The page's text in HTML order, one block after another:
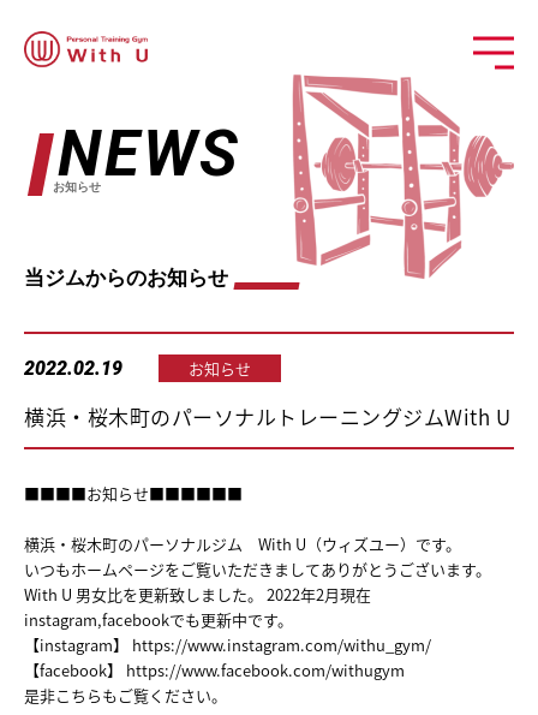
NEWS
お知らせ
当ジムからのお知らせ
2022.02.19 お知らせ
横浜・桜木町のパーソナルトレーニングジムWith U
■■■■お知らせ■■■■■■
横浜・桜木町のパーソナルジム With U（ウィズユー）です。
いつもホームページをご覧いただきましてありがとうございます。
With U 男女比を更新致しました。 2022年2月現在
instagram,facebookでも更新中です。
【instagram】 https://www.instagram.com/withu_gym/
【facebook】 https://www.facebook.com/withugym
是非こちらもご覧ください。